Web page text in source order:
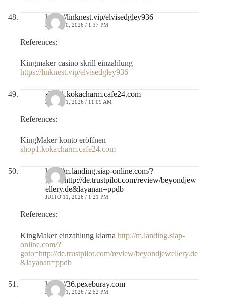
https://linknest.vip/elvisedgley936
JULIO 10, 2026 / 1:37 PM
References:
Kingmaker casino skrill einzahlung
https://linknest.vip/elvisedgley936
shop1.kokacharm.cafe24.com
JULIO 11, 2026 / 11:09 AM
References:
KingMaker konto eröffnen
shop1.kokacharm.cafe24.com
http://m.landing.siap-online.com/?
goto=http://de.trustpilot.com/review/beyondjew
ellery.de&layanan=ppdb
JULIO 11, 2026 / 1:21 PM
References:
KingMaker einzahlung klarna http://m.landing.siap-
online.com/?
goto=http://de.trustpilot.com/review/beyondjewellery.de
&layanan=ppdb
https://36.pexeburay.com
JULIO 11, 2026 / 2:52 PM